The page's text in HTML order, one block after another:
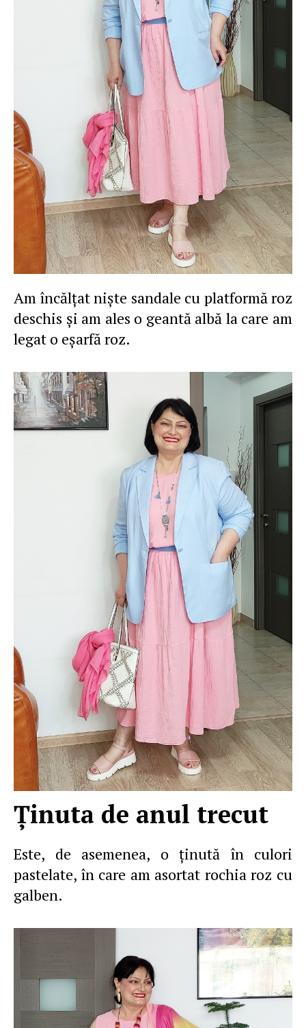
Am încălţat nişte sandale cu platformă roz
deschis şi am ales o geantă albă la care am
legat o eşarfă roz.
Ţinuta de anul trecut
Este, de asemenea, o ţinută în culori
pastelate, în care am asortat rochia roz cu
galben.